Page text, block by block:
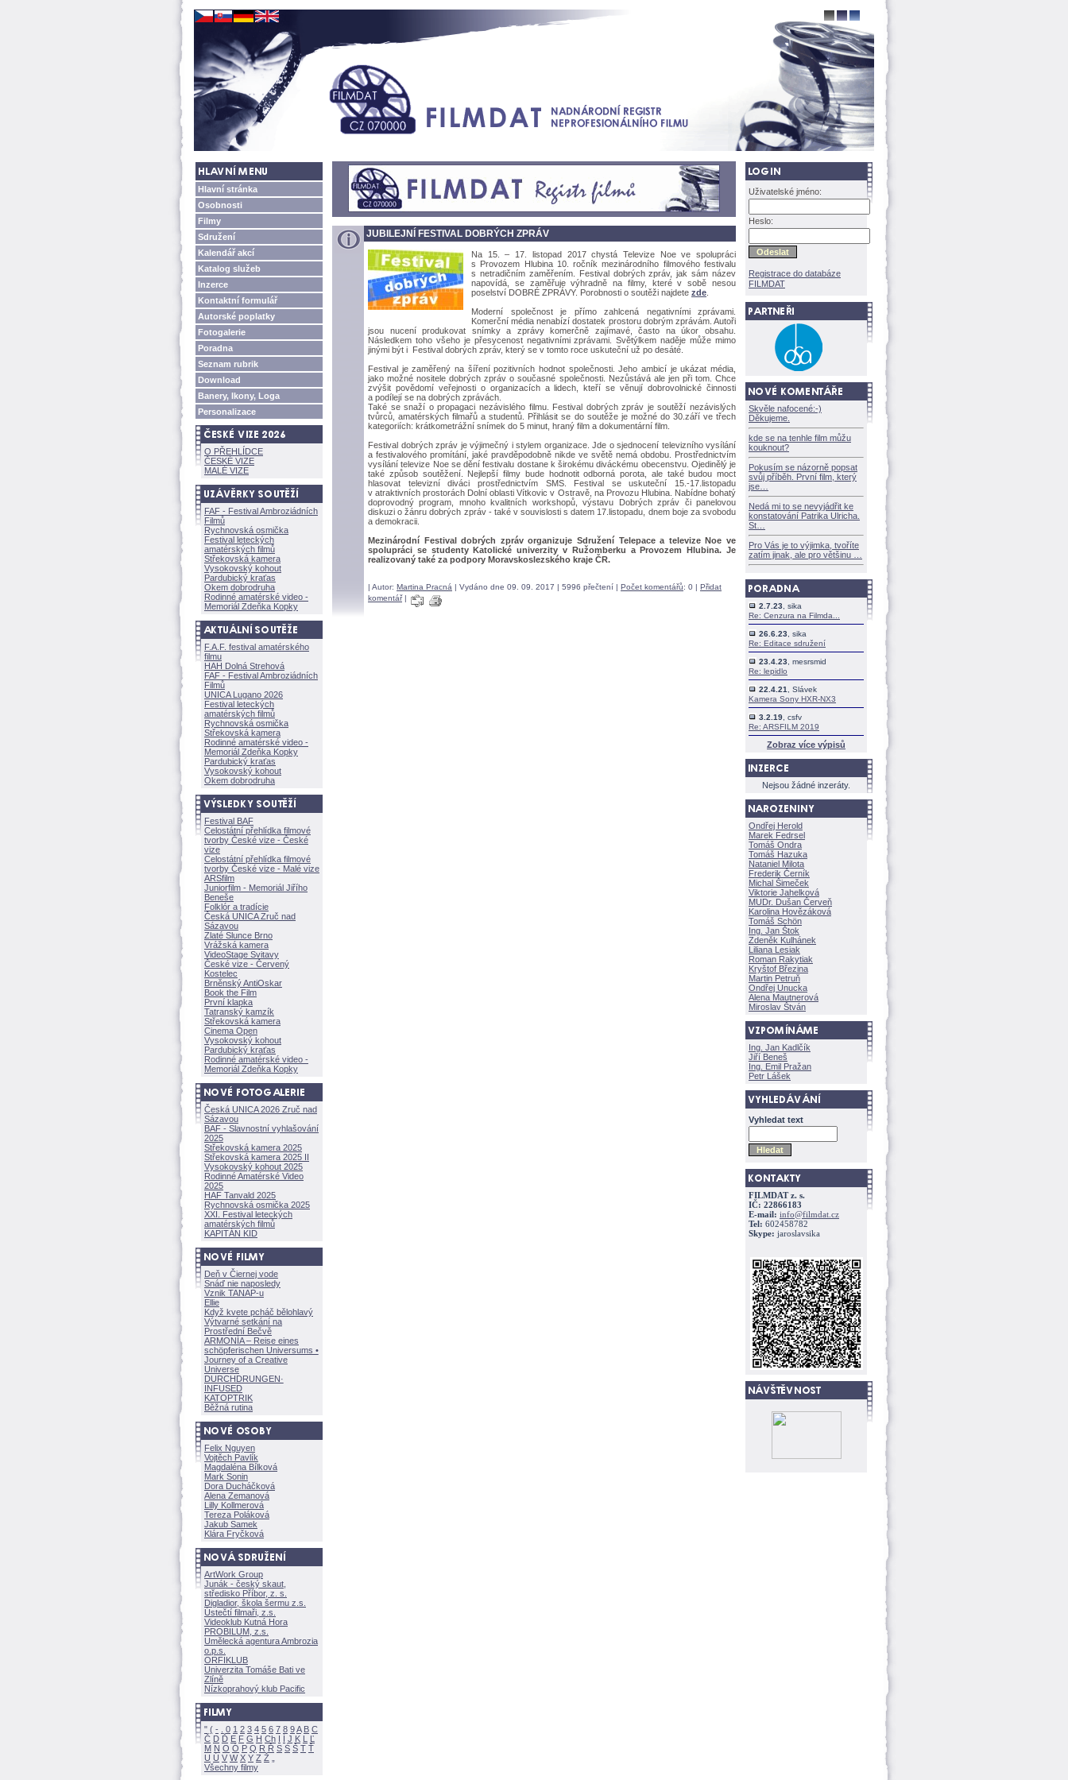
Hlavní stránka
Osobnosti
Filmy
Sdružení
Kalendář akcí
Katalog služeb
Inzerce
Kontaktní formulář
Autorské poplatky
Fotogalerie
Poradna
Seznam rubrik
Download
Banery, Ikony, Loga
Personalizace
O PŘEHLÍDCE
ČESKÉ VIZE
MALÉ VIZE
FAF - Festival Ambroziádních
Filmů
Rychnovská osmička
Festival leteckých
amatérských filmů
Střekovská kamera
Vysokovský kohout
Pardubický kraťas
Okem dobrodruha
Rodinné amatérské video -
Memoriál Zdeňka Kopky
F.A.F. festival amatérského
filmu
HAH Dolná Strehov
FAF - Festival Ambroziádních
Filmů
UNICA Lugano 2026
Festival leteckých
amatérských filmů
Rychnovská osmička
Střekovská kamera
Rodinné amatérské video -
Memoriál Zdeňka Kopky
Pardubický kraťas
Vysokovský kohout
Okem dobrodruha
Festival BAF
Celostátní přehlídka filmové
tvorby České vize - České
vize
Celostátní přehlídka filmové
tvorby České vize - Malé vize
ARSfilm
Juniorfilm - Memoriál Jiřího
Beneše
Folklór a tradície
Česká UNICA Zruč nad
Sázavou
Zlaté Slunce Brno
Vrážská kamera
VideoStage Svitavy
České vize - Červený
Kostelec
Brněnský AntiOskar
Book the Film
První klapka
Tatranský kamzík
Střekovská kamera
Cinema Open
Vysokovský kohout
Pardubický kraťas
Rodinné amatérské video -
Memoriál Zdeňka Kopky
Česká UNICA 2026 Zruč nad
Sázavou
BAF - Slavnostní vyhlašování
2025
Střekovská kamera 2025
Střekovská kamera 2025 II
Vysokovský kohout 2025
Rodinné Amatérské Video
2025
HAF Tanvald 2025
Rychnovská osmička 2025
XXI. Festival leteckých
amatérských filmů
KAPITÁN KID
Deň v Čiernej vode
Snáď nie naposledy
Vznik TANAP-u
Ellie
Když kvete pcháč bělohlavý
Výtvarné setkání na
Prostřední Bečvě
ARMONÍA – Reise eines
schöpferischen Universums •
Journey of a Creative
Universe
DURCHDRUNGEN·
INFUSED
KATOPTRIK
Běžná rutina
Felix Nguyen
Vojtěch Pavlík
Magdaléna Bílkov
Mark Sonin
Dora Ducháčkov
Alena Zemanov
Lilly Kollmerov
Tereza Polákov
Jakub Samek
Klára Fryčkov
ArtWork Group
Junák - český skaut,
středisko Příbor, z. s.
Digladior, škola šermu z.s.
Ústečtí filmaři, z.s.
Videoklub Kutná Hora
PROBILUM, z.s.
Umělecká agentura Ambrozia
o.p.s.
ORFIKLUB
Univerzita Tomáše Bati ve
Zlíně
Nízkoprahový klub Pacific
" ( - 0 1 2 3 4 5 6 7 8 9A B C
Č D Ď E F G H Ch I Í J K L
Ľ
M N O Ó P Q R Ř S Ś T Ť
U Ú V W X Y Z
Všechny filmy
JUBILEJNÍ FESTIVAL DOBRÝCH ZPRÁV
Na 15. – 17. listopad 2017 chystá Televize Noe ve spolupráci
s Provozem Hlubina 10. ročník mezinárodního filmového festivalu
s netradičním zaměřením. Festival dobrých zpráv, jak sám název
napovídá, se zaměřuje výhradně na filmy, které v sobě nesou
poselství DOBRÉ ZPRÁVY. Porobnosti o soutěži najdete zde
Moderní společnost je přímo zahlcená negativními zprávami.
Komerční média nenabízí dostatek prostoru dobrým zprávám. Autoři
jsou nucení produkovat snímky a zprávy komerčně zajímavé, často na úkor obsahu.
Následkem toho všeho je přesycenost negativními zprávami. Světýlkem naděje může mimo
jinými být i Festival dobrých zpráv, který se v tomto roce uskuteční už po desáté.
Festival je zaměřený na šíření pozitivních hodnot společnosti. Jeho ambicí je ukázat média,
jako možné nositele dobrých zpráv o současné společnosti. Nezůstává ale jen při tom. Chce
zvýšit povědomí veřejnosti o organizacích a lidech, kteří se věnují dobrovolnické činnosti
a podílejí se na dobrých zprávách.
Také se snaží o propagaci nezávislého filmu. Festival dobrých zpráv je soutěží nezávislých
tvůrců, amatérských filmařů a studentů. Přihlásit se do soutěže je možné do 30.září ve třech
kategoriích: krátkometrážní snímek do 5 minut, hraný film a dokumentární film.
Festival dobrých zpráv je výjimečný i stylem organizace. Jde o sjednocení televizního vysílání
a festivalového promítání, jaké pravděpodobně nikde ve světě nemá obdobu. Prostřednictvím
vysílání televize Noe se dění festivalu dostane k širokému diváckému obecenstvu. Ojedinělý je
také způsob soutěžení. Nejlepší filmy bude hodnotit odborná porota, ale také budou moct
hlasovat televizní diváci prostřednictvím SMS. Festival se uskuteční 15.-17.listopadu
v atraktivních prostorách Dolní oblasti Vítkovic v Ostravě, na Provozu Hlubina. Nabídne bohatý
doprovodný program, mnoho kvalitních workshopů, výstavu Dobrých zpráv či panelovou
diskuzi o žánru dobrých zpráv - také v souvislosti s datem 17.listopadu, dnem boje za svobodu
a demokracii.
Mezinárodní Festival dobrých zpráv organizuje Sdružení Telepace a televize Noe ve
spolupráci se studenty Katolické univerzity v Ružomberku a Provozem Hlubina. Je
realizovaný také za podpory Moravskoslezského kraje ČR.
| Autor: Martina Pracn | Vydáno dne 09. 09. 2017 | 5996 přečtení | Počet komentářů: 0 | Přidat
komentář|
Uživatelské jméno:
Heslo:
Registrace do databáze
FILMDAT
Skvěle nafocené:-)
Děkujeme.
kde se na tenhle film můžu
kouknout?
Pokusím se názorně popsat
svůj příběh. První film, který
jse
Nedá mi to se nevyjádřit ke
konstatování Patrika Ulricha.
St
Pro Vás je to výjimka, tvoříte
zatím jinak, ale pro většinu
2.7.23 , sika
Re: Cenzura na Filmda...
26.6.23 , sika
Re: Editace sdružení
23.4.23 , mesrsmid
Re: lepidlo
22.4.21
, Slávek
Kamera Sony HXR-NX3
3.2.19 , csfv
Re: ARSFILM 2019
Zobraz více výpisů
Nejsou žádné inzeráty.
Ondřej Herold
Marek Fedrsel
Tomáš Ondra
Tomáš Hazuka
Nataniel Milota
Frederik Černík
Michal Šimeček
Viktorie Jahelkov
MUDr. Dušan Červeň
Karolina Hovězákov
Tomáš Schön
Ing. Jan Štok
Zdeněk Kulhánek
Liliana Lesiak
Roman Rakytiak
Kryštof Březina
Martin Petruň
Ondřej Unucka
Alena Mautnerov
Miroslav Štván
Ing. Jan Kadlčík
Jiří Bene
Ing. Emil Pražan
Petr Lášek
Vyhledat text
FILMDAT z. s.
IČ: 22866183
E-mail: info@filmdat.cz
Tel: 602458782
Skype: jaroslavsika